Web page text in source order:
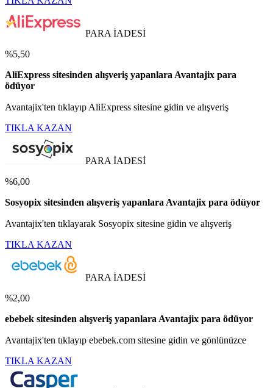
PARA İADESİ
%5,50
AliExpress sitesinden alışveriş yapanlara Avantajix para
ödüyor
Avantajix'ten tıklayıp AliExpress sitesine gidin ve alışveriş
TIKLA KAZAN
PARA İADESİ
%6,00
Sosyopix sitesinden alışveriş yapanlara Avantajix para ödüyor
Avantajix'ten tıklayarak Sosyopix sitesine gidin ve alışveriş
TIKLA KAZAN
PARA İADESİ
%2,00
ebebek sitesinden alışveriş yapanlara Avantajix para ödüyor
Avantajix'ten tıklayıp ebebek.com sitesine gidin ve gönlünüzce
TIKLA KAZAN